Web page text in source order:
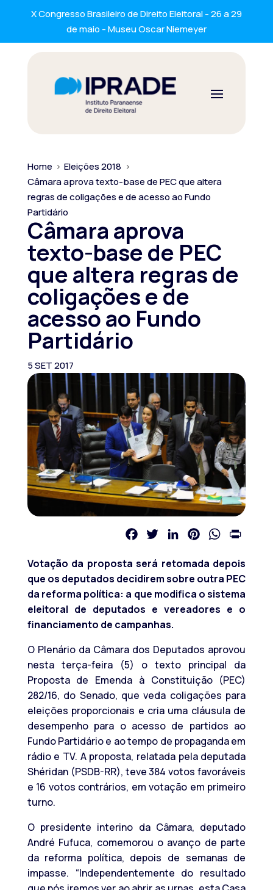
X Congresso Brasileiro de Direito Eleitoral - 26 a 29
de maio - Museu Oscar Niemeyer
Home > Eleições 2018 >
Câmara aprova texto-base de PEC que altera
regras de coligações e de acesso ao Fundo
Partidário
Câmara aprova
texto-base de PEC
que altera regras de
coligações e de
acesso ao Fundo
Partidário
5 SET 2017
FacebookTwitterLinkedInPinterestWhatsApp
Votação da proposta será retomada depois
que os deputados decidirem sobre outra PEC
da reforma política: a que modifica o sistema
eleitoral de deputados e vereadores e o
financiamento de campanhas.
O Plenário da Câmara dos Deputados aprovou
nesta terça-feira (5) o texto principal da
Proposta de Emenda à Constituição (PEC)
282/16, do Senado, que veda coligações para
eleições proporcionais e cria uma cláusula de
desempenho para o acesso de partidos ao
Fundo Partidário e ao tempo de propaganda em
rádio e TV. A proposta, relatada pela deputada
Shéridan (PSDB-RR), teve 384 votos favoráveis
e 16 votos contrários, em votação em primeiro
turno.
O presidente interino da Câmara, deputado
André Fufuca, comemorou o avanço de parte
da reforma política, depois de semanas de
impasse. “Independentemente do resultado